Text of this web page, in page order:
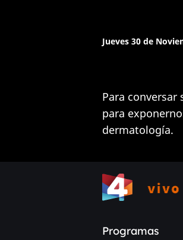
Jueves 30 de
Para
para
dermatología.
Programas